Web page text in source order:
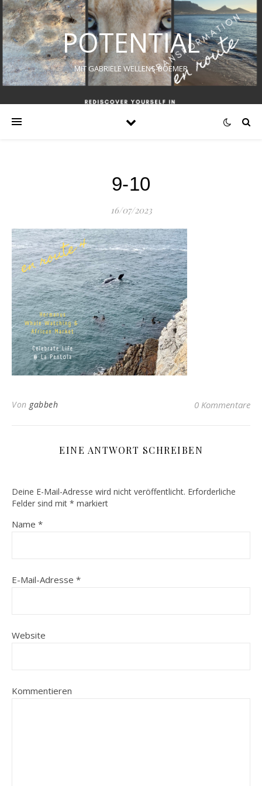
POTENTIAL
MIT GABRIELE WELLENS-BOEMER
9-10
16/07/2023
Von gabbeh 0 Kommentare
EINE ANTWORT SCHREIBEN
Deine E-Mail-Adresse wird nicht veröffentlicht. Erforderliche
Felder sind mit * markiert
Name *
E-Mail-Adresse *
Website
Kommentieren